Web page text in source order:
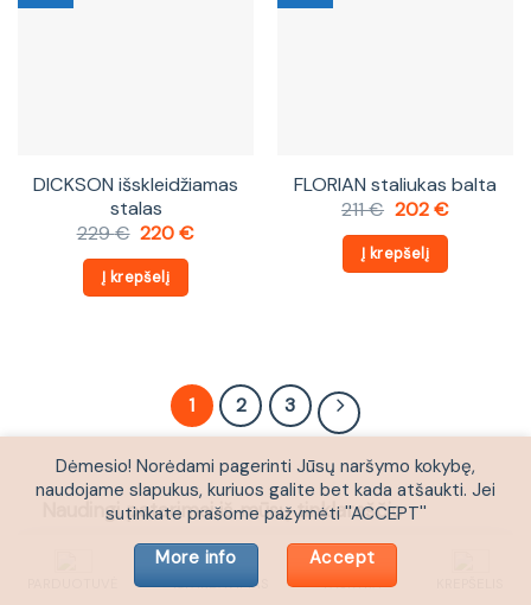
DICKSON išskleidžiamas
stalas
229€ Original
was:
229 €.
220€Current
Į krepšelį
FLORIAN staliukas balta
211€ Original
was:
211 €.
202€Current
is:
202 €.
Į krepšelį
1 2 3
Naudingi patarimai iš mūsų tinklaraščio
Kaip pasirinkti estetišką ir funkcionalų baldą savo
IŠPARDAVIMAS PASKYRA
Dėmesio! Norėdami pagerinti Jūsų naršymo kokybę,
naudojame slapukus, kuriuos galite bet kada atšaukti. Jei
sutinkate prašome pažymėti ''ACCEPT''
More info
Accept